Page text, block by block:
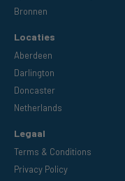
Bronnen
Locaties
Aberdeen
Darlington
Doncaster
Netherlands
Legaal
Terms & Conditions
Privacy Policy